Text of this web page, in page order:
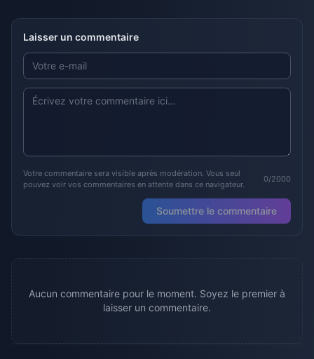
Laisser un commentaire
Votre commentaire sera visible après modération. Vous seul
pouvez voir vos commentaires en attente dans ce navigateur.
0/2000
Soumettre le commentaire
Aucun commentaire pour le moment. Soyez le premier à
laisser un commentaire.